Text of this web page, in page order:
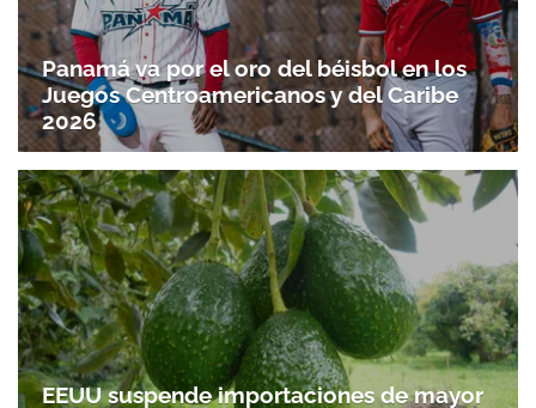
Panamá va por el oro del béisbol en los
Juegos Centroamericanos y del Caribe
2026
EEUU suspende importaciones de mayor